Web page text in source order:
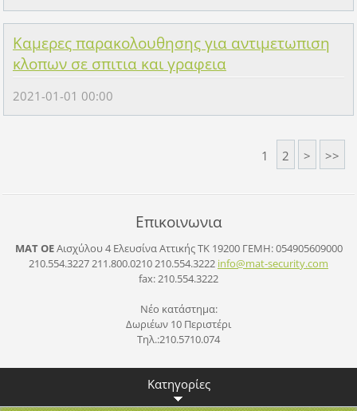
Καμερες παρακολουθησης για αντιμετωπιση
κλοπων σε σπιτια και γραφεια
2021-01-01 00:00
1 2 > >>
Επικοινωνια
ΜΑΤ ΟΕΑισχύλου 4 Ελευσίνα Αττικής ΤΚ 19200ΓΕΜΗ: 054905609000
210.554.3227 211.800.0210 210.554.3222 info@mat-security.com
fax: 210.554.3222
Νέο κατάστημα:
Δωριέων 10 Περιστέρι
Τηλ.:210.5710.074
Κατηγορίες